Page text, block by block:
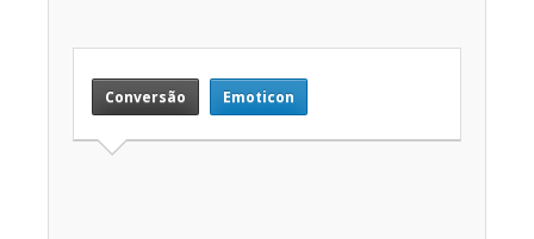
Conversão Emoticon